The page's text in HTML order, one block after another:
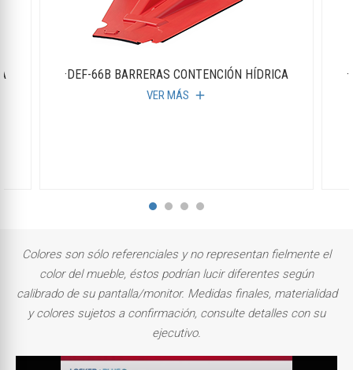
·DEF-66B BARRERAS CONTENCIÓN HÍDRICA
VER MÁS add
Colores son sólo referenciales y no representan fielmente el
color del mueble, éstos podrían lucir diferentes según
calibrado de su pantalla/monitor. Medidas finales, materialidad
y colores sujetos a confirmación, consulte detalles con su
ejecutivo.